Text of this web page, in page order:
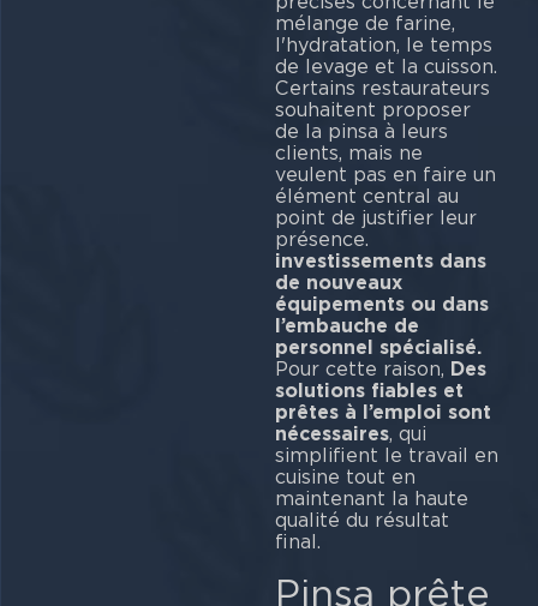
mélange de farine,
l'hydratation, le temps
de levage et la cuisson.
Certains restaurateurs
souhaitent proposer
de la pinsa à leurs
clients, mais ne
veulent pas en faire un
élément central au
point de justifier leur
présence.
investissements dans
de nouveaux
équipements ou dans
l’embauche de
personnel spécialisé.
Pour cette raison, Des
solutions fiables et
prêtes à l’emploi sont
nécessaires, qui
simplifient le travail en
cuisine tout en
maintenant la haute
qualité du résultat
final.
Pinsa prête